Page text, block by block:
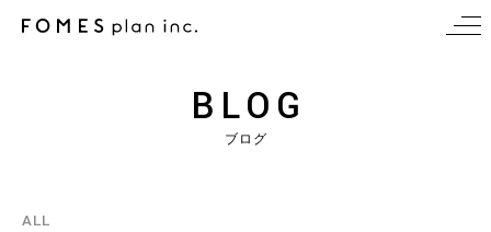
BLOG
ブログ
ALL